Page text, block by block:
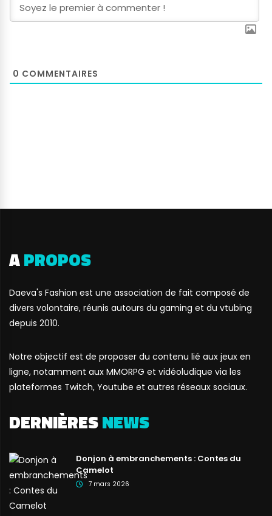
0 COMMENTAIRES
APROPOS
Daeva's Fashion est une association de fait composé de
divers volontaire, réunis autours du gaming et du vtubing
depuis 2010.
Notre objectif est de proposer du contenu lié aux jeux en
ligne, notamment aux MMORPG et vidéoludique via les
plateformes Twitch, Youtube et autres réseaux sociaux.
DERNIÈRESNEWS
Donjon à embranchements : Contes du
Camelot
7 mars 2026